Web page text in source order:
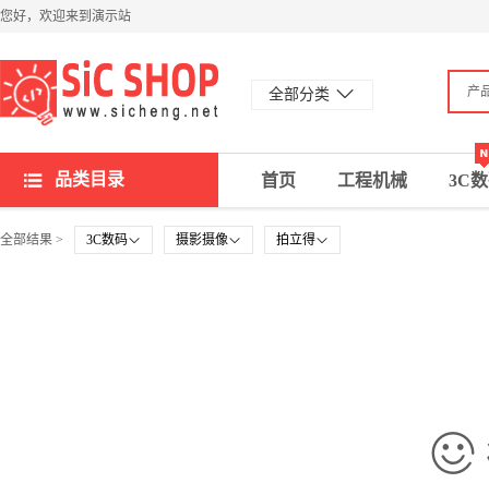
您好，欢迎来到演示站
全部分类 产
品类目录 首页 工程机械 3C
全部结果 > 3C数码 摄影摄像 拍立得